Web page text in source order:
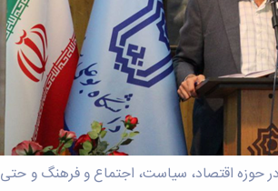
در حوزه اقتصاد، سیاست، اجتماع و فرهنگ